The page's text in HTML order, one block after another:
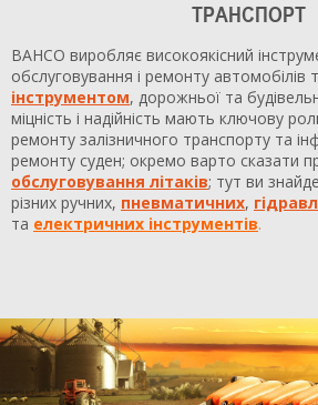
ТРАНСПОРТ
BAHCO виробляє високоякісний
обслуговування і ремонту автомобілів
інструментом, дорожньої та
міцність і надійність мають ключову
ремонту залізничного транспорту та
ремонту суден; окремо варто сказати
обслуговування літаків; тут ви
різних ручних, пневматичних,
та електричних інструментів.